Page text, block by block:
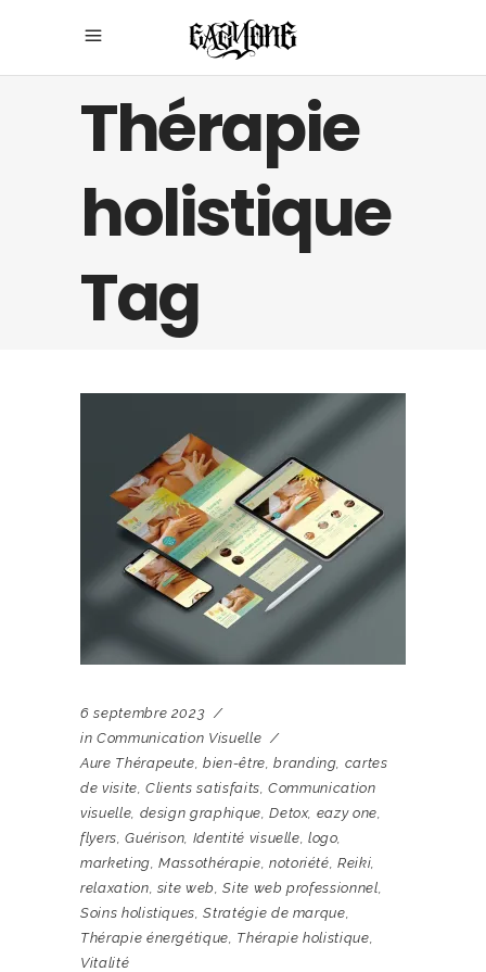
Thérapie
holistique
Tag
6 septembre 2023
in Communication Visuelle
Aure Thérapeute,bien-être,branding, cartes
de visite,Clients satisfaits,Communication
visuelle, design graphique,Detox, eazy one,
flyers,Guérison, Identité visuelle,logo,
marketing,Massothérapie, notoriété,Reiki,
relaxation, site web,Site web professionnel,
Soins holistiques,Stratégie de marque,
Thérapie énergétique, Thérapie holistique,
Vitalité